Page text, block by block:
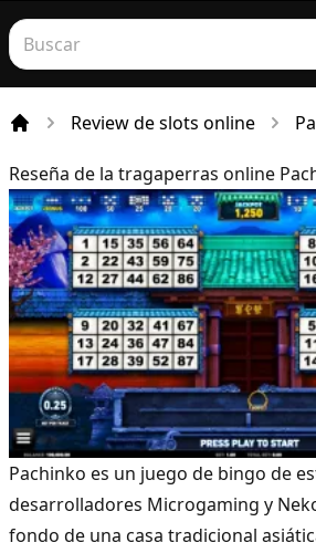
Review de slots online
Reseña de la tragaperras online
Pachinko es un juego de bingo de
desarrolladores Microgaming y
fondo de una casa tradicional